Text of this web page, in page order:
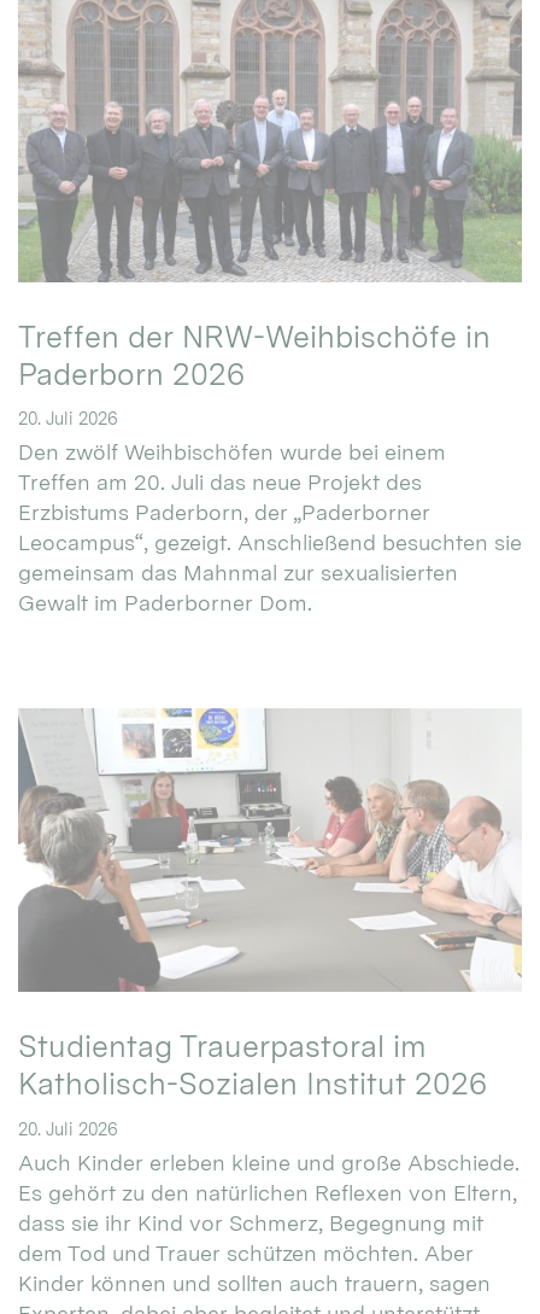
Treffen der NRW-Weihbischöfe in
Paderborn 2026
20. Juli 2026
Den zwölf Weihbischöfen wurde bei einem
Treffen am 20. Juli das neue Projekt des
Erzbistums Paderborn, der „Paderborner
Leocampus“, gezeigt. Anschließend besuchten sie
gemeinsam das Mahnmal zur sexualisierten
Gewalt im Paderborner Dom.
Studientag Trauerpastoral im
Katholisch-Sozialen Institut 2026
20. Juli 2026
Auch Kinder erleben kleine und große Abschiede.
Es gehört zu den natürlichen Reflexen von Eltern,
dass sie ihr Kind vor Schmerz, Begegnung mit
dem Tod und Trauer schützen möchten. Aber
Kinder können und sollten auch trauern, sagen